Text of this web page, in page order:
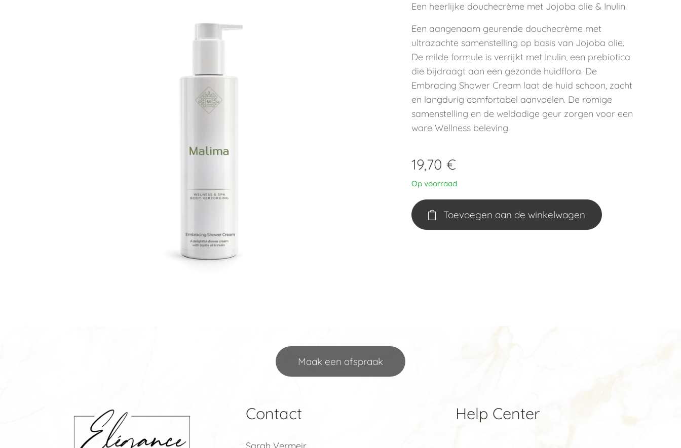
Een heerlijke douchecrème met Jojoba olie & Inulin.
Een aangenaam geurende douchecrème met
ultrazachte samenstelling op basis van Jojoba olie.
De milde formule is verrijkt met Inulin, een prebiotica
die bijdraagt aan een gezonde huidflora. De
Embracing Shower Cream laat de huid schoon, zacht
en langdurig comfortabel aanvoelen. De romige
samenstelling en de weldadige geur zorgen voor een
ware Wellness beleving.
19,70 €
Op voorraad
Toevoegen aan de winkelwagen
Maak een afspraak
Contact Help Center